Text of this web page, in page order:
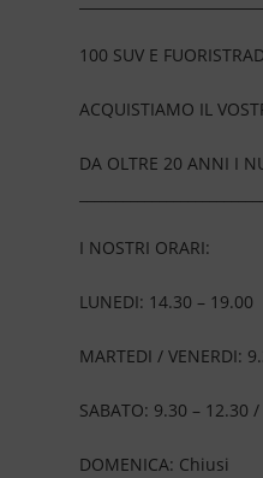
100 SUV E
ACQUISTIAMO IL
DA OLTRE 20 ANNI I
I NOSTRI ORARI:
LUNEDI: 14.30 – 19.00
MARTEDI / VENERDI:
SABATO: 9.30 – 12.30
DOMENICA: Chiusi